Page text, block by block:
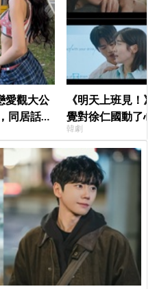
愛觀大公
同居話題
《明天上班見！
覺對徐仁國動了
心好慌
韓劇